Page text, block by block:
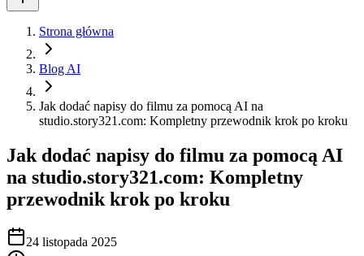
Strona główna
Blog AI
Jak dodać napisy do filmu za pomocą AI na
studio.story321.com: Kompletny przewodnik krok po kroku
Jak dodać napisy do filmu za pomocą AI
na studio.story321.com: Kompletny
przewodnik krok po kroku
24 listopada 2025